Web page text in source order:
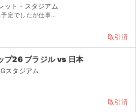
ト・スタジアム
定でしたが仕事...
取引済
プ26 ブラジル vs 日本
スタジアム
取引済